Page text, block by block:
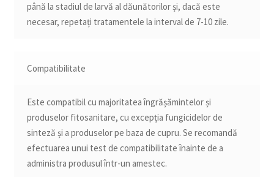
până la stadiul de larvă al dăunătorilor și, dacă este
necesar, repetați tratamentele la interval de 7-10 zile.
Compatibilitate
Este compatibil cu majoritatea îngrășămintelor și
produselor fitosanitare, cu excepția fungicidelor de
sinteză și a produselor pe baza de cupru. Se recomandă
efectuarea unui test de compatibilitate înainte de a
administra produsul într-un amestec.